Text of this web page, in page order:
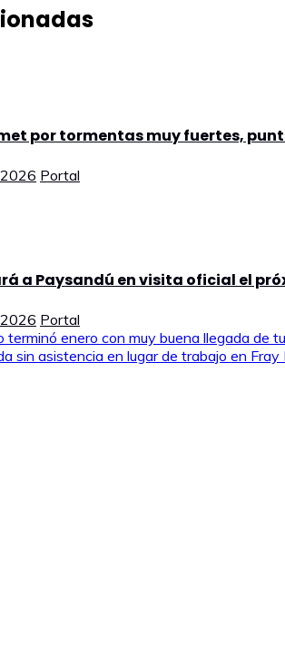
por tormentas muy fuertes,
Portal
a Paysandú en visita oficial el
Portal
terminó enero con muy buena llegada de
sin asistencia en lugar de trabajo en Fray